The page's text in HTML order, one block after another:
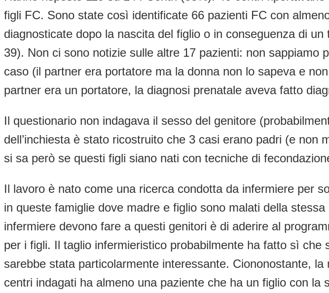
figli FC. Sono state così identificate 66 pazienti FC con
diagnosticate dopo la nascita del figlio o in conseguenza di
39). Non ci sono notizie sulle altre 17 pazienti: non
caso (il partner era portatore ma la donna non lo sapeva e
partner era un portatore, la diagnosi prenatale aveva fatto
Il questionario non indagava il sesso del genitore
dell’inchiesta è stato ricostruito che 3 casi erano padri (e
si sa però se questi figli siano nati con tecniche di
Il lavoro è nato come una ricerca condotta da infermiere per
in queste famiglie dove madre e figlio sono malati della
infermiere devono fare a questi genitori è di aderire al
per i figli. Il taglio infermieristico probabilmente ha fatto sì
sarebbe stata particolarmente interessante. Ciononostante,
centri indagati ha almeno una paziente che ha un figlio con